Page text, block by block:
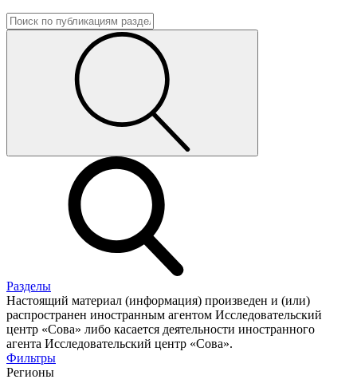
Разделы
Настоящий материал (информация) произведен и (или)
распространен иностранным агентом Исследовательский
центр «Сова» либо касается деятельности иностранного
агента Исследовательский центр «Сова».
Фильтры
Регионы